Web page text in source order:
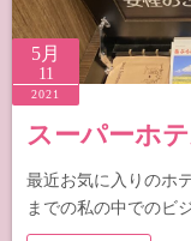
5月
11
2021
スーパーホテ
最近お気に入りのホ
までの私の中でのビ